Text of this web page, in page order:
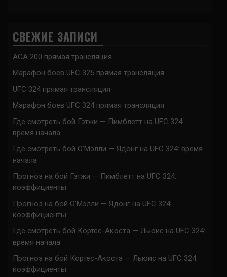
СВЕЖИЕ ЗАПИСИ
ACA 200 прямая трансляция
Марафон боев UFC 325 прямая трансляция
UFC 324 прямая трансляция
Марафон боев UFC 324 прямая трансляция
Где смотреть бой Гэтжи — Пимблетт на UFC 324:
время начала
Где смотреть бой О’Мэлли — Ядонг на UFC 324: время
начала
Прогноз на бой Гэтжи — Пимблетт на UFC 324:
коэффициенты
Прогноз на бой О’Мэлли — Ядонг на UFC 324:
коэффициенты
Где смотреть бой Кортес-Акоста — Льюис на UFC 324:
время начала
Прогноз на бой Кортес-Акоста — Льюис на UFC 324:
коэффициенты